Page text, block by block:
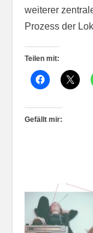
weiterer
Prozess der
Teilen mit:
Gefällt mir: